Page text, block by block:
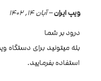
ویپ ایران–آبان 14, 1402
درود بر شما
بله میتونید برای
استفاده بفرمایید.